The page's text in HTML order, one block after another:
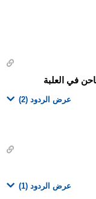
في العلبة
عرض الردود (2)
عرض الردود (1)